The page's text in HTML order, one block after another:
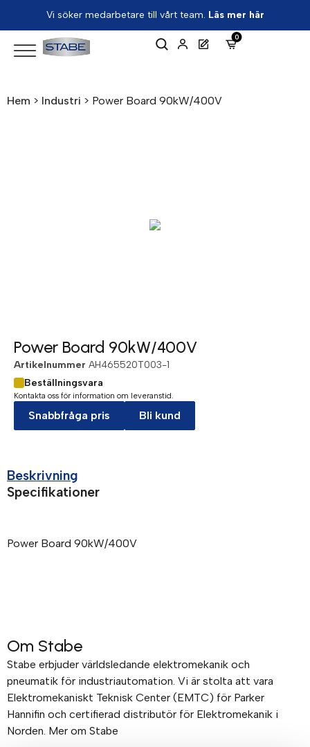
Vi söker medarbetare till vårt team. Läs mer här
0
Hem > Industri > Power Board 90kW/400V
Power Board 90kW/400V
Artikelnummer AH465520T003-1
Beställningsvara
Kontakta oss för information om leveranstid.
Snabbfråga pris Bli kund
Beskrivning
Specifikationer
Power Board 90kW/400V
Om Stabe
Stabe erbjuder världsledande elektromekanik och
pneumatik för industriautomation. Vi är stolta att vara
Elektromekaniskt Teknisk Center (EMTC) för Parker
Hannifin och certifierad distributör för Elektromekanik i
Norden. Mer om Stabe